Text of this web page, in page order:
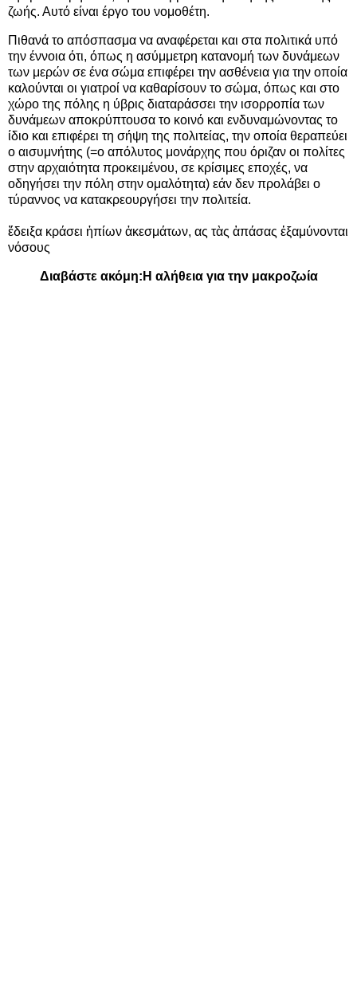
ζωής. Αυτό είναι έργο του νομοθέτη.
Πιθανά το απόσπασμα να αναφέρεται και στα πολιτικά υπό
την έννοια ότι, όπως η ασύμμετρη κατανομή των δυνάμεων
των μερών σε ένα σώμα επιφέρει την ασθένεια για την οποία
καλούνται οι γιατροί να καθαρίσουν το σώμα, όπως και στο
χώρο της πόλης η ύβρις διαταράσσει την ισορροπία των
δυνάμεων αποκρύπτουσα το κοινό και ενδυναμώνοντας το
ίδιο και επιφέρει τη σήψη της πολιτείας, την οποία θεραπεύει
ο αισυμνήτης (=ο απόλυτος μονάρχης που όριζαν οι πολίτες
στην αρχαιότητα προκειμένου, σε κρίσιμες εποχές, να
οδηγήσει την πόλη στην ομαλότητα) εάν δεν προλάβει ο
τύραννος να κατακρεουργήσει την πολιτεία.
ἔδειξα κράσει ἠπίων ἀκεσμάτων, ας τὰς ἁπάσας ἐξαμύνονται
νόσους
Διαβάστε ακόμη: Η αλήθεια για την μακροζωία